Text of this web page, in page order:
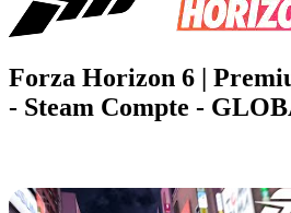
Forza Horizon 6 |
- Steam Compte -